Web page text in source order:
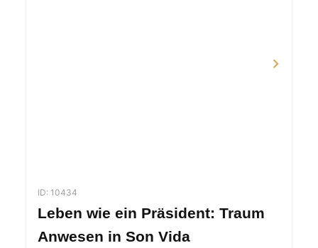
ID: 10434
Leben wie ein Präsident: Traum
Anwesen in Son Vida